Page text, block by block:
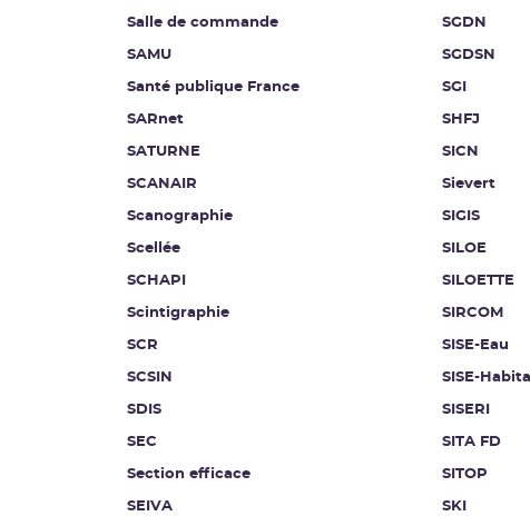
Salle de commande
SAMU
Santé publique France
SARnet
SATURNE
SCANAIR
Scanographie
Scellée
SCHAPI
Scintigraphie
SCR
SCSIN
SDIS
SEC
Section efficace
SEIVA
SGDN
SGDSN
SGI
SHFJ
SICN
Sievert
SIGIS
SILOE
SILOETTE
SIRCOM
SISE-Eau
SISE-
SISERI
SITA FD
SITOP
SKI